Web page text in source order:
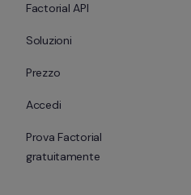
Factorial API
Soluzioni
Prezzo
Accedi
Prova Factorial
gratuitamente